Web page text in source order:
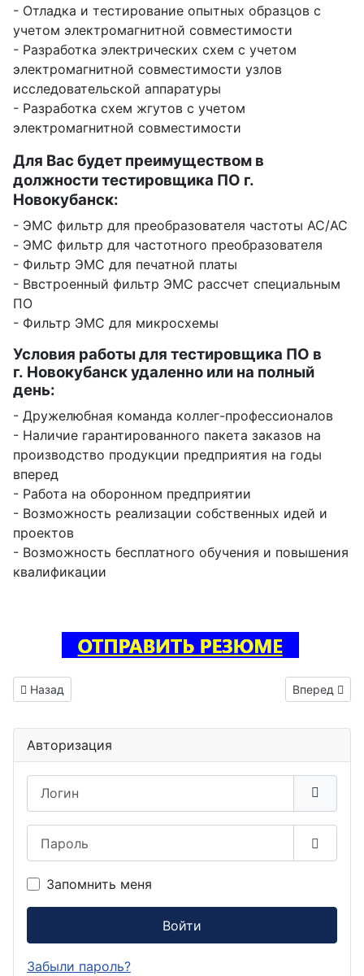
- Отладка и тестирование опытных образцов с
учетом электромагнитной совместимости
- Разработка электрических схем с учетом
электромагнитной совместимости узлов
исследовательской аппаратуры
- Разработка схем жгутов с учетом
электромагнитной совместимости
Для Вас будет преимуществом в
должности тестировщика ПО г.
Новокубанск:
- ЭМС фильтр для преобразователя частоты AC/AC
- ЭМС фильтр для частотного преобразователя
- Фильтр ЭМС для печатной платы
- Ввстроенный фильтр ЭМС рассчет специальным
ПО
- Фильтр ЭМС для микросхемы
Условия работы для тестировщика ПО в
г. Новокубанск удаленно или на полный
день:
- Дружелюбная команда коллег-профессионалов
- Наличие гарантированного пакета заказов на
производство продукции предприятия на годы
вперед
- Работа на оборонном предприятии
- Возможность реализации собственных идей и
проектов
- Возможность бесплатного обучения и повышения
квалификации
Предыдущий: Регулировщик РЭА вакансия Туапсе
Назад Следующий:
Вперед
Авторизация
Запомнить меня
Войти
Забыли пароль?